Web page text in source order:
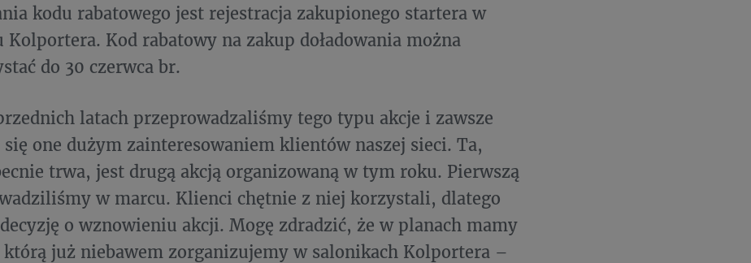
kodu rabatowego jest rejestracja zakupionego startera w
Kolportera. Kod rabatowy na zakup doładowania można
do 30 czerwca br.
latach przeprowadzaliśmy tego typu akcje i zawsze
się one dużym zainteresowaniem klientów naszej sieci. Ta,
trwa, jest drugą akcją organizowaną w tym roku. Pierwszą
w marcu. Klienci chętnie z niej korzystali, dlatego
o wznowieniu akcji. Mogę zdradzić, że w planach mamy
już niebawem zorganizujemy w salonikach Kolportera –